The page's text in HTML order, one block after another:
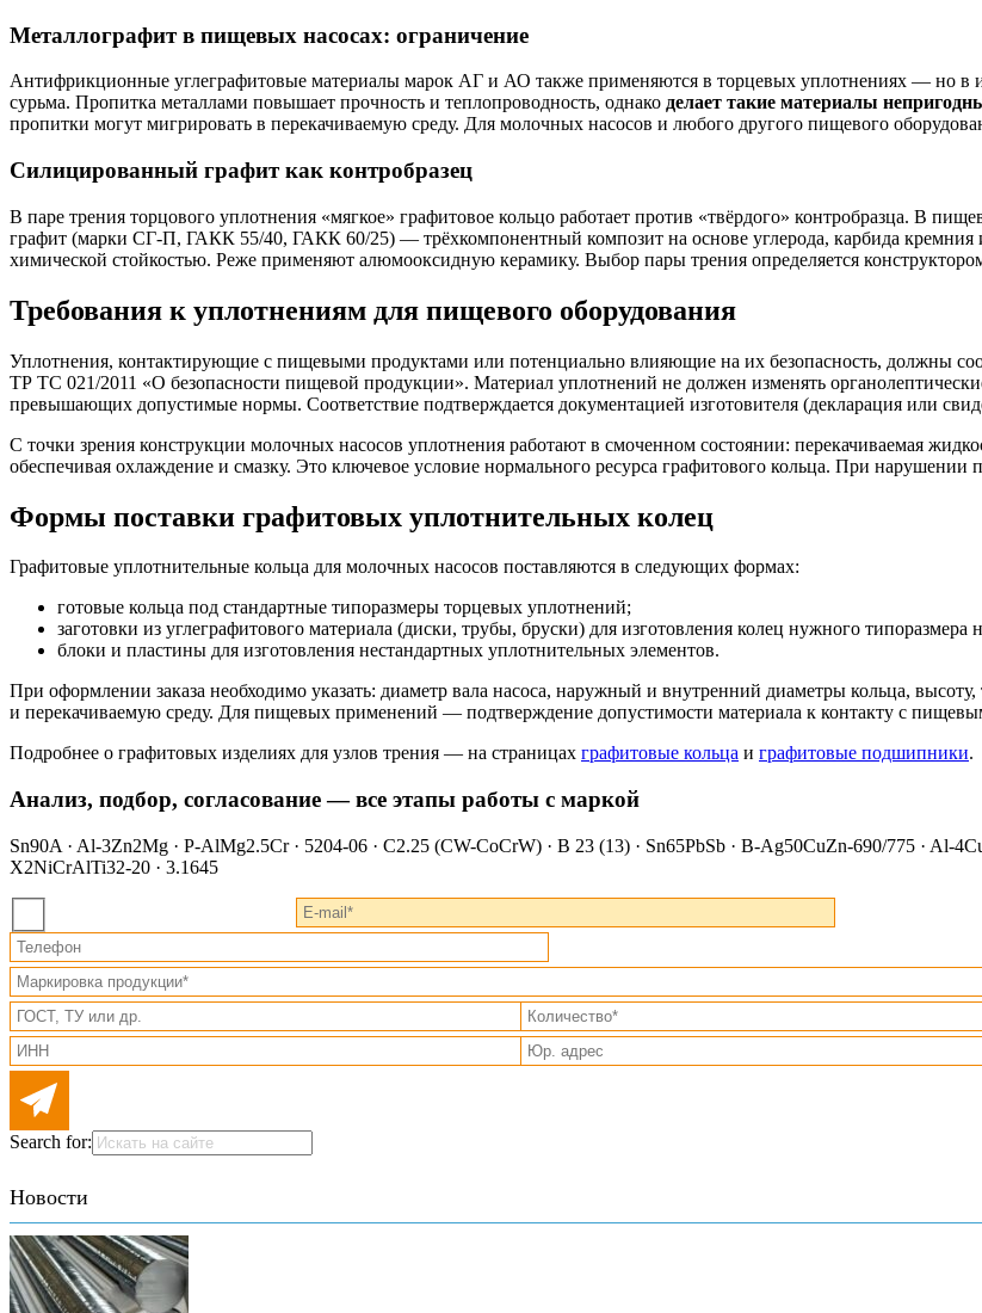
Металлографит в пищевых насосах: ограничение
Антифрикционные углеграфитовые материалы марок АГ и АО также применяются в торцевых уплотнениях — но в
сурьма. Пропитка металлами повышает прочность и теплопроводность, однако делает такие материалы
пропитки могут мигрировать в перекачиваемую среду. Для молочных насосов и любого другого пищевого
Силицированный графит как контробразец
В паре трения торцового уплотнения «мягкое» графитовое кольцо работает против «твёрдого» контробразца. В
графит (марки СГ-П, ГАКК 55/40, ГАКК 60/25) — трёхкомпонентный композит на основе углерода, карбида
химической стойкостью. Реже применяют алюмооксидную керамику. Выбор пары трения определяется
Требования к уплотнениям для пищевого оборудования
Уплотнения, контактирующие с пищевыми продуктами или потенциально влияющие на их безопасность, должны
ТР ТС 021/2011 «О безопасности пищевой продукции». Материал уплотнений не должен изменять
превышающих допустимые нормы. Соответствие подтверждается документацией изготовителя (декларация или
С точки зрения конструкции молочных насосов уплотнения работают в смоченном состоянии: перекачиваемая
обеспечивая охлаждение и смазку. Это ключевое условие нормального ресурса графитового кольца. При нарушении
Формы поставки графитовых уплотнительных колец
Графитовые уплотнительные кольца для молочных насосов поставляются в следующих формах:
готовые кольца под стандартные типоразмеры торцевых уплотнений;
заготовки из углеграфитового материала (диски, трубы, бруски) для изготовления колец нужного типоразмера
блоки и пластины для изготовления нестандартных уплотнительных элементов.
При оформлении заказа необходимо указать: диаметр вала насоса, наружный и внутренний диаметры кольца,
и перекачиваемую среду. Для пищевых применений — подтверждение допустимости материала к контакту с
Подробнее о графитовых изделиях для узлов трения — на страницах графитовые кольца и графитовые подшипники.
Анализ, подбор, согласование — все этапы работы с маркой
Sn90A · Al-3Zn2Mg · P-AlMg2.5Cr · 5204-06 · C2.25 (CW-CoCrW) · B 23 (13) · Sn65PbSb · B-Ag50CuZn-690/775 · Al-
X2NiCrAlTi32-20 · 3.1645
Search for:
Новости